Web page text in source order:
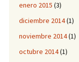
enero 2015 (3)
diciembre 2014(1)
noviembre 2014(1)
octubre 2014(1)